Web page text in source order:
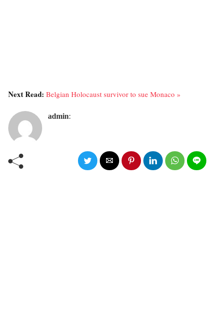
Next Read: Belgian Holocaust survivor to sue Monaco »
admin: